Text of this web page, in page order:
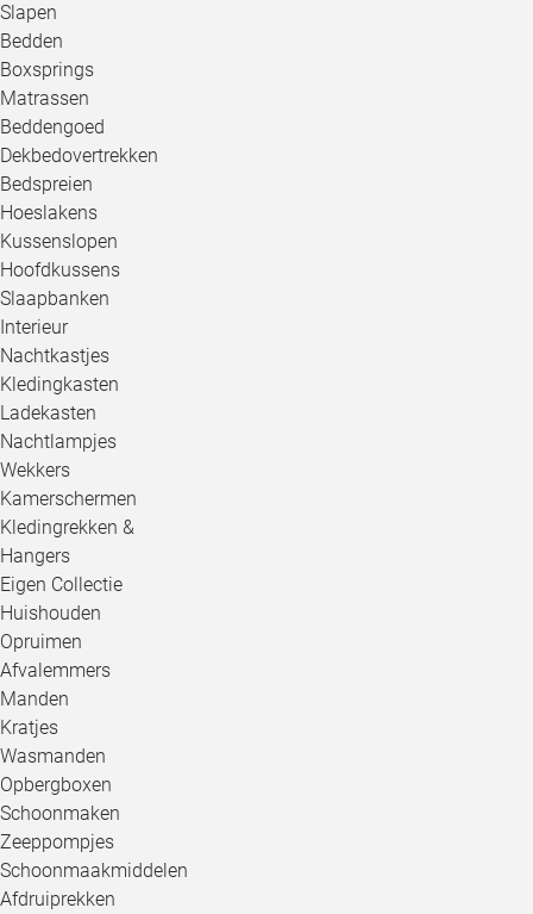
Slapen
Bedden
Boxsprings
Matrassen
Beddengoed
Dekbedovertrekken
Bedspreien
Hoeslakens
Kussenslopen
Hoofdkussens
Slaapbanken
Interieur
Nachtkastjes
Kledingkasten
Ladekasten
Nachtlampjes
Wekkers
Kamerschermen
Kledingrekken &
Hangers
Eigen Collectie
Huishouden
Opruimen
Afvalemmers
Manden
Kratjes
Wasmanden
Opbergboxen
Schoonmaken
Zeeppompjes
Schoonmaakmiddelen
Afdruiprekken